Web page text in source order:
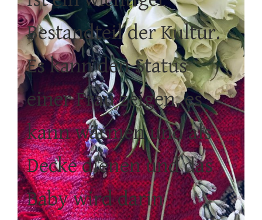
Bestandteil der Kultur.
Es kann den Status
einer Frau zeigen, es
kann wärmen und als
Decke dienen und das
Baby wird darin